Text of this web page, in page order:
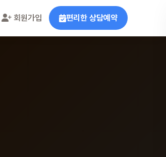
회원가입 편리한 상담예약